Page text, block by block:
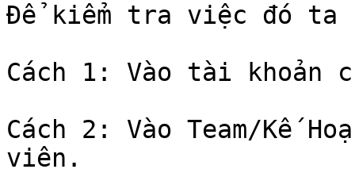
Để kiểm tra việc đó ta
Cách 1: Vào tài khoản
Cách 2: Vào Team/Kế
viên.